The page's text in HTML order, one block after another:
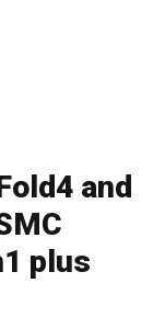
and
plus